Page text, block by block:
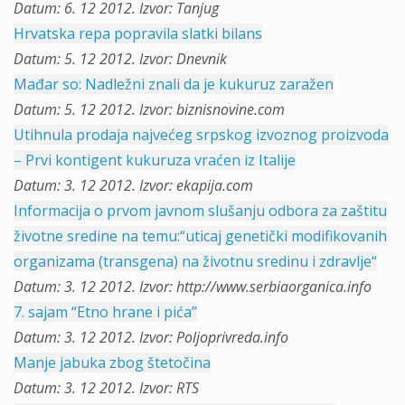
Datum: 6. 12 2012. Izvor: Tanjug
Hrvatska repa popravila slatki bilans
Datum: 5. 12 2012. Izvor: Dnevnik
Mađar so: Nadležni znali da je kukuruz zaražen
Datum: 5. 12 2012. Izvor: biznisnovine.com
Utihnula prodaja najvećeg srpskog izvoznog proizvoda
– Prvi kontigent kukuruza vraćen iz Italije
Datum: 3. 12 2012. Izvor: ekapija.com
Informacija o prvom javnom slušanju odbora za zaštitu
životne sredine na temu:“uticaj genetički modifikovanih
organizama (transgena) na životnu sredinu i zdravlje“
Datum: 3. 12 2012. Izvor: http://www.serbiaorganica.info
7. sajam “Etno hrane i pića”
Datum: 3. 12 2012. Izvor: Poljoprivreda.info
Manje jabuka zbog štetočina
Datum: 3. 12 2012. Izvor: RTS